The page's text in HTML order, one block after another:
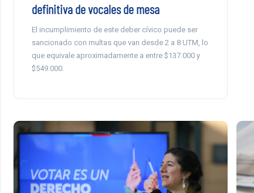
definitiva de vocales de mesa
El incumplimiento de este deber cívico puede ser
sancionado con multas que van desde 2 a 8 UTM, lo
que equivale aproximadamente a entre $137.000 y
$549.000.